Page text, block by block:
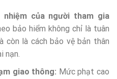
của người tham gia
bảo hiểm không chỉ là tuân
còn là cách bảo vệ bản thân
nạn.
giao thông: Mức phạt cao